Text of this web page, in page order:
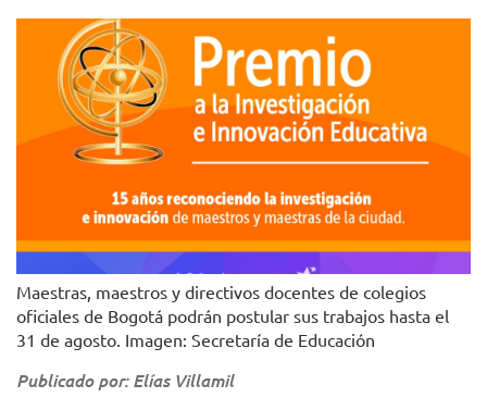
Maestras, maestros y directivos docentes de colegios
oficiales de Bogotá podrán postular sus trabajos hasta el
31 de agosto. Imagen: Secretaría de Educación
Publicado por: Elías Villamil